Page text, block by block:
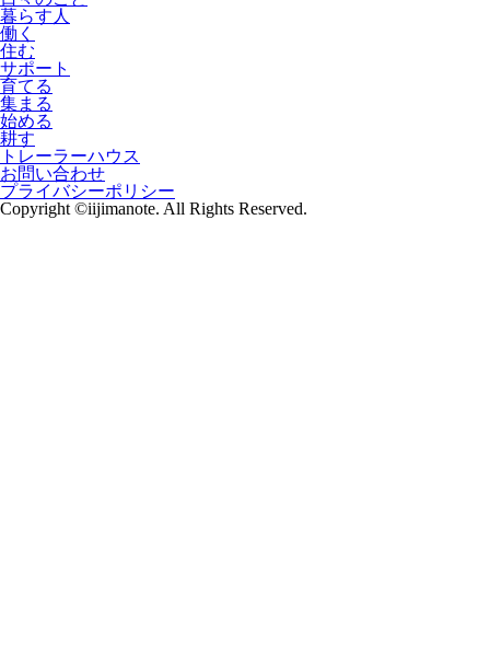
暮らす人
働く
住む
サポート
育てる
集まる
始める
耕す
トレーラーハウス
お問い合わせ
プライバシーポリシー
Copyright ©iijimanote. All Rights Reserved.